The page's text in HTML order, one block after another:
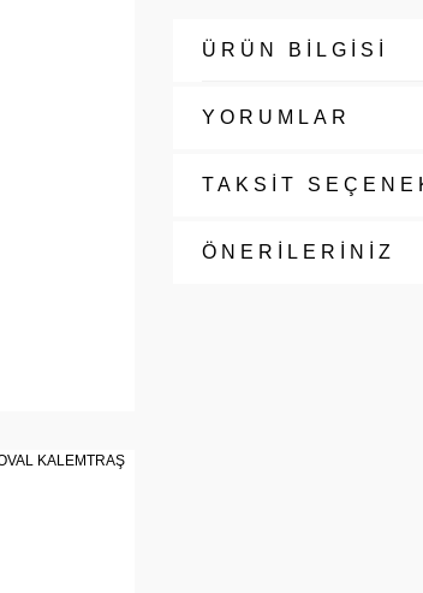
ÜRÜN BİLGİSİ
YORUMLAR
TAKSİT
ÖNERİLERİNİZ